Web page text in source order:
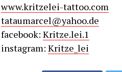
www.kritzelei-tattoo.com
tataumarcel@yahoo.de
facebook: Kritze.lei.1
instagram: Kritze_lei